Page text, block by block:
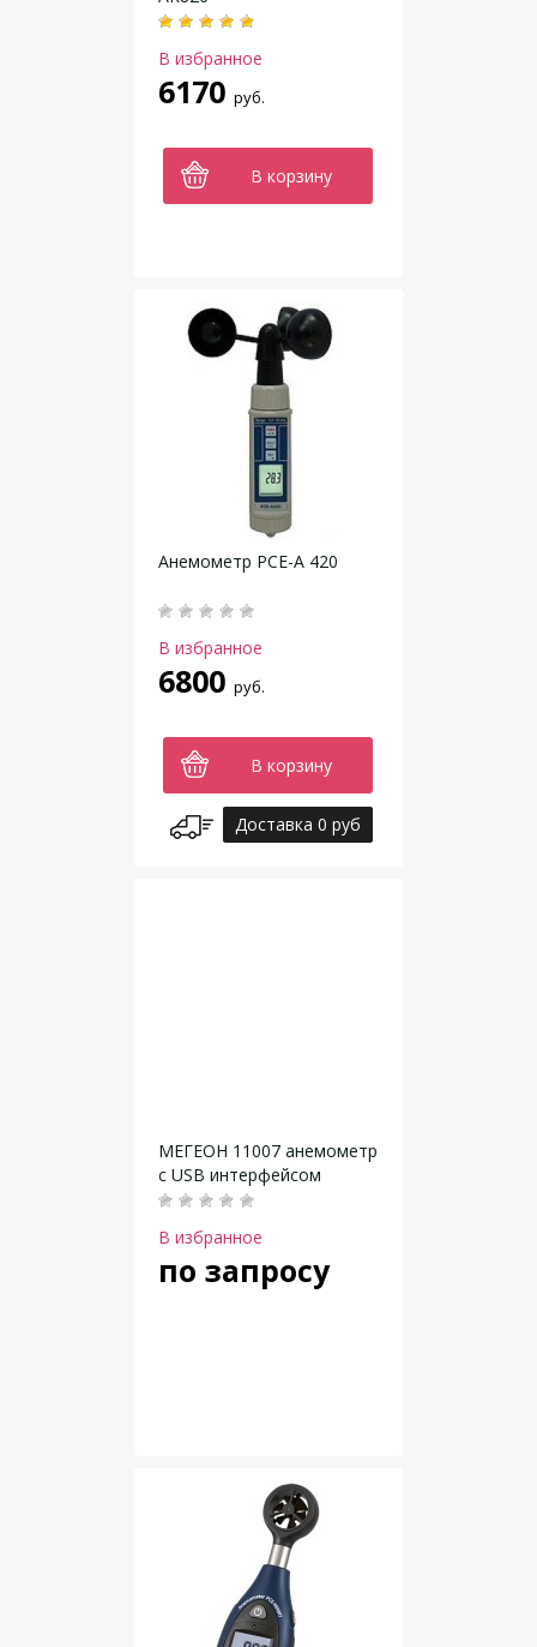
В избранное
6170 руб.
В корзину
Анемометр РСЕ-А 420
В избранное
6800 руб.
В корзину
Доставка 0 руб
МЕГЕОН 11007 анемометр
с USB интерфейсом
В избранное
по запросу